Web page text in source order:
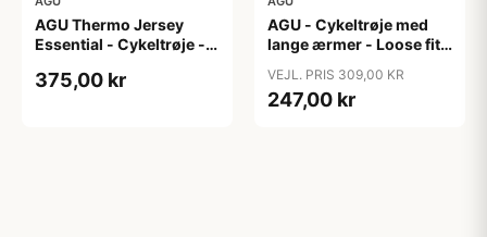
AGU Thermo Jersey
Essential - Cykeltrøje -
XXL
375,00 kr
AGU - Cykeltrøje med
lange ærmer - Loose fit -
VEJL. PRIS 309,00 KR
247,00 kr